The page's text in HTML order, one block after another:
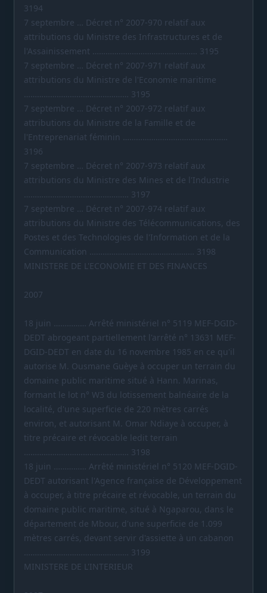
3194
7 septembre … Décret n° 2007-970 relatif aux
attributions du Ministre des Infrastructures et de
l'Assainissement ………………………………………… 3195
7 septembre … Décret n° 2007-971 relatif aux
attributions du Ministre de l'Economie maritime
………………………………………… 3195
7 septembre … Décret n° 2007-972 relatif aux
attributions du Ministre de la Famille et de
l'Entreprenariat féminin …………………………………………
3196
7 septembre … Décret n° 2007-973 relatif aux
attributions du Ministre des Mines et de l'Industrie
………………………………………… 3197
7 septembre … Décret n° 2007-974 relatif aux
attributions du Ministre des Télécommunications, des
Postes et des Technologies de l'Information et de la
Communication ………………………………………… 3198
MINISTERE DE L'ECONOMIE ET DES FINANCES
2007
18 juin …………… Arrêté ministériel n° 5119 MEF-DGID-
DEDT abrogeant partiellement l'arrêté n° 13631 MEF-
DGID-DEDT en date du 16 novembre 1985 en ce qu'il
autorise M. Ousmane Guèye à occuper un terrain du
domaine public maritime situé à Hann. Marinas,
formant le lot n° W3 du lotissement balnéaire de la
localité, d'une superficie de 220 mètres carrés
environ, et autorisant M. Omar Ndiaye à occuper, à
titre précaire et révocable ledit terrain
………………………………………… 3198
18 juin …………… Arrêté ministériel n° 5120 MEF-DGID-
DEDT autorisant l'Agence française de Développement
à occuper, à titre précaire et révocable, un terrain du
domaine public maritime, situé à Ngaparou, dans le
département de Mbour, d'une superficie de 1.099
mètres carrés, devant servir d'assiette à un cabanon
………………………………………… 3199
MINISTERE DE L'INTERIEUR